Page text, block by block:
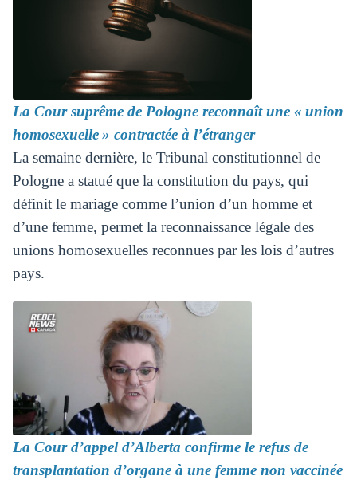
La Cour suprême de Pologne reconnaît une « union
homosexuelle » contractée à l’étranger
La semaine dernière, le Tribunal constitutionnel de
Pologne a statué que la constitution du pays, qui
définit le mariage comme l’union d’un homme et
d’une femme, permet la reconnaissance légale des
unions homosexuelles reconnues par les lois d’autres
pays.
La Cour d’appel d’Alberta confirme le refus de
transplantation d’organe à une femme non vaccinée